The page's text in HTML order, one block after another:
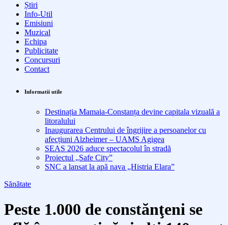
Știri
Info-Util
Emisiuni
Muzical
Echipa
Publicitate
Concursuri
Contact
Informatii utile
Destinația Mamaia-Constanța devine capitala vizuală a
litoralului
Inaugurarea Centrului de îngrijire a persoanelor cu
afecțiuni Alzheimer – UAMS Agigea
SEAS 2026 aduce spectacolul în stradă
Proiectul „Safe City”
SNC a lansat la apă nava „Histria Elara”
Sănătate
Peste 1.000 de constănţeni se